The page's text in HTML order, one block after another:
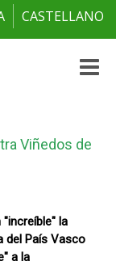
CASTELLANO
Toggle
Viñedos de
la
del País Vasco
a la